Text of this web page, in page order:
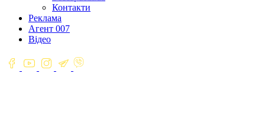
Контакти
Реклама
Агент 007
Відео